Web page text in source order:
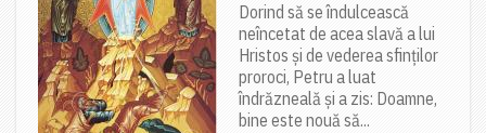
Dorind să se îndulcească
neîncetat de acea slavă a lui
Hristos și de vederea sfinților
proroci, Petru a luat
îndrăzneală și a zis: Doamne,
bine este nouă să...